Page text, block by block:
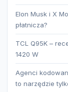
Elon Musk i X
płatnicza?
TCL Q95K –
1420 W
Agenci
to narzędzie